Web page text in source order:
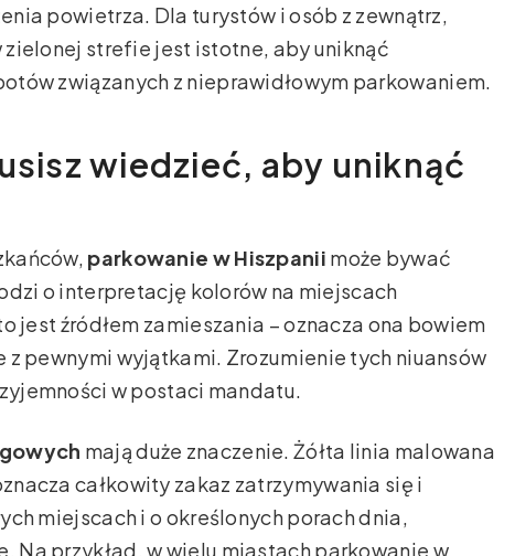
powietrza. Dla turystów i osób z zewnątrz,
zielonej strefie jest istotne, aby uniknąć
związanych z nieprawidłowym parkowaniem.
wiedzieć, aby uniknąć
parkowanie w Hiszpanii może bywać
o interpretację kolorów na miejscach
jest źródłem zamieszania – oznacza ona bowiem
pewnymi wyjątkami. Zrozumienie tych niuansów
w postaci mandatu.
mają duże znaczenie. Żółta linia malowana
całkowity zakaz zatrzymywania się i
miejscach i o określonych porach dnia,
Na przykład, w wielu miastach parkowanie w